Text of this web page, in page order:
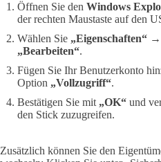
Öffnen Sie den Windows
der rechten Maustaste auf den
Wählen Sie „Eigenschaften“ →
„Bearbeiten“.
Fügen Sie Ihr Benutzerkonto
Option „Vollzugriff“.
Bestätigen Sie mit „OK“ und
den Stick zuzugreifen.
Zusätzlich können Sie den